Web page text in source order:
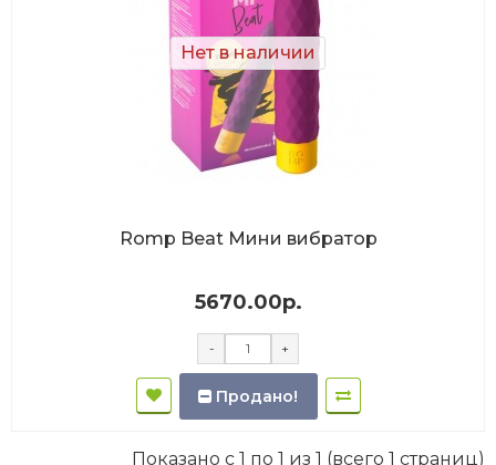
Нет в наличии
Romp Beat Мини вибратор
5670.00р.
- +
Продано!
Показано с 1 по 1 из 1 (всего 1 страниц)